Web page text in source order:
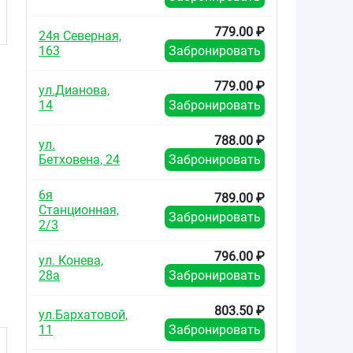
24я Северная,
163
779.00 ₽
Забронировать
ул.Дианова,
14
779.00 ₽
Забронировать
ул.
Бетховена, 24
788.00 ₽
Забронировать
6я
Станционная,
2/3
789.00 ₽
Забронировать
ул. Конева,
28а
796.00 ₽
Забронировать
ул.Бархатовой,
11
803.50 ₽
Забронировать